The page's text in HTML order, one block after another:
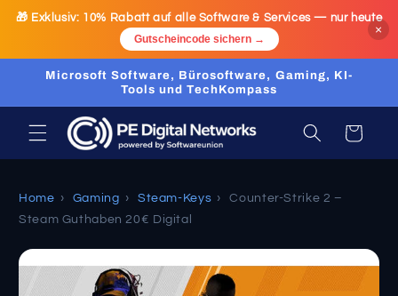
🎁 Exklusiv: 10% Rabattauf alle Software & Services — nur heute
Gutscheincode sichern →
×
directamente
Microsoft Software, Bürosoftware, Gaming, KI-
Tools und TechKompass
Carrito
Home › Gaming › Steam-Keys ›
Counter-Strike 2 –
Steam Guthaben 20€ Digital